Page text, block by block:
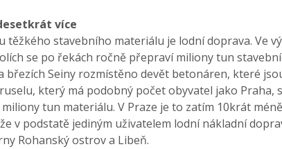
více
těžkého stavebního materiálu je lodní doprava. Ve
se po řekách ročně přepraví miliony tun
březích Seiny rozmístěno devět betonáren, které
který má podobný počet obyvatel jako Praha,
tun materiálu. V Praze je to zatím 10krát
v podstatě jediným uživatelem lodní nákladní
Rohanský ostrov a Libeň.